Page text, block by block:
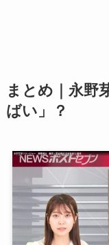
まとめ｜永野
ばい」？